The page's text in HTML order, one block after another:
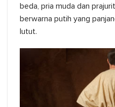
beda, pria muda dan
berwarna putih yang
lutut.